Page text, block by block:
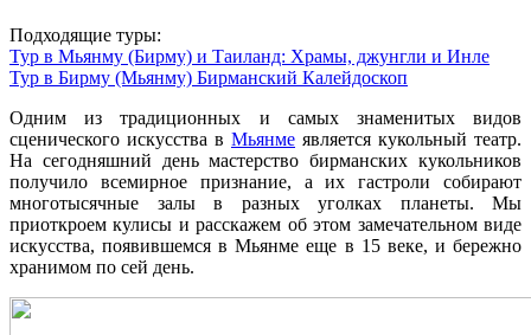
Подходящие туры:
Тур в Мьянму (Бирму) и Таиланд: Храмы, джунгли и Инле
Тур в Бирму (Мьянму) Бирманский Калейдоскоп
Одним из традиционных и самых знаменитых видов
сценического искусства в Мьянме является кукольный театр.
На сегодняшний день мастерство бирманских кукольников
получило всемирное признание, а их гастроли собирают
многотысячные залы в разных уголках планеты. Мы
приоткроем кулисы и расскажем об этом замечательном виде
искусства, появившемся в Мьянме еще в 15 веке, и бережно
хранимом по сей день.